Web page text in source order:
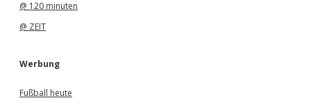
@ 120 minuten
@ ZEIT
Werbung
Fußball heute